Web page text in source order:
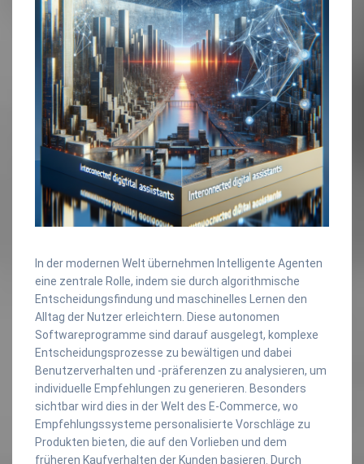
In der modernen Welt übernehmen Intelligente Agenten
eine zentrale Rolle, indem sie durch algorithmische
Entscheidungsfindung und maschinelles Lernen den
Alltag der Nutzer erleichtern. Diese autonomen
Softwareprogramme sind darauf ausgelegt, komplexe
Entscheidungsprozesse zu bewältigen und dabei
Benutzerverhalten und -präferenzen zu analysieren, um
individuelle Empfehlungen zu generieren. Besonders
sichtbar wird dies in der Welt des E-Commerce, wo
Empfehlungssysteme personalisierte Vorschläge zu
Produkten bieten, die auf den Vorlieben und dem
früheren Kaufverhalten der Kunden basieren. Durch